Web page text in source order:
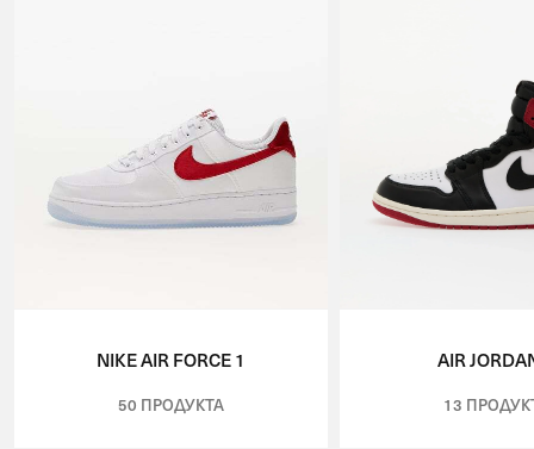
NIKE AIR FORCE 1
50 ПРОДУКТА
AIR
13